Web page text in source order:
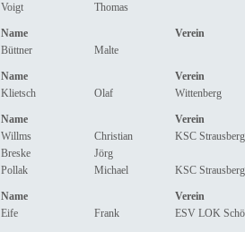
Voigt Thomas
Name
Verein
Büttner Malte
Name
Verein
Klietsch Olaf Wittenberg
Name
Verein
Willms Christian
KSC
Breske
Jörg
Pollak Michael KSC
Name
Verein
Eife Frank ESV LOK